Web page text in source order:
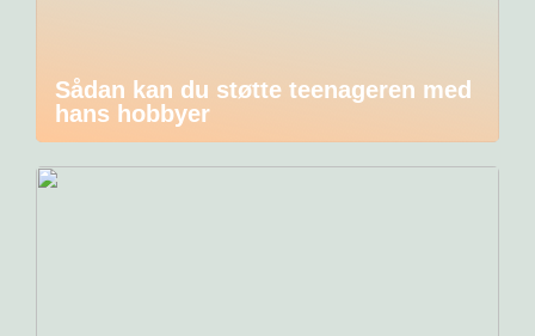
Sådan kan du støtte teenageren med
hans hobbyer